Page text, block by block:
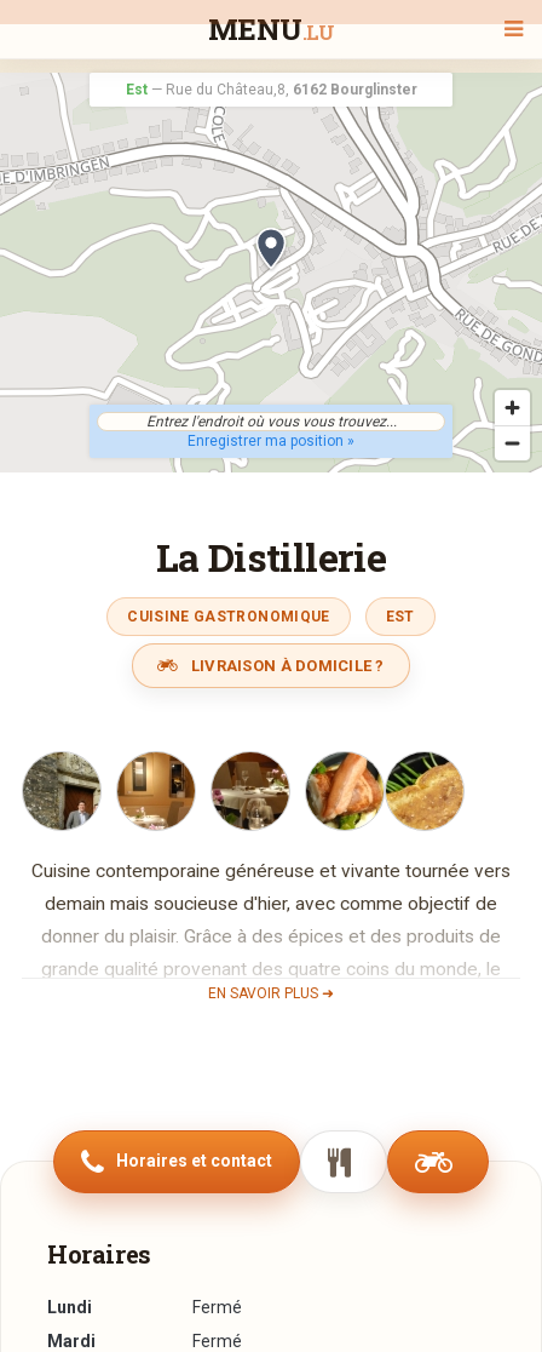
MENU.LU
BIENVENUE
TOUS LES RESTAURANTS
RECHERCHER UN RESTAURANT
Est —Rue du Château,8, 6162 Bourglinster
Enregistrer ma position »
La Distillerie
CUISINE GASTRONOMIQUE EST
LIVRAISON À DOMICILE ?
EN SAVOIR PLUS ➜
Cuisine contemporaine généreuse et vivante tournée vers
demain mais soucieuse d'hier, avec comme objectif de
donner du plaisir. Grâce à des épices et des produits de
grande qualité provenant des quatre coins du monde, le
Chef René Mathieu étoilé au Guide Michelin depuis 2012 et
une touche tout à fait personnelle à chaque plat. Le résultat :
un rêve culinaire qui mettra sans aucun doute tous vos sens
en émoi.
Horaires et contact
Horaires
Lundi
Fermé
Mardi
Fermé